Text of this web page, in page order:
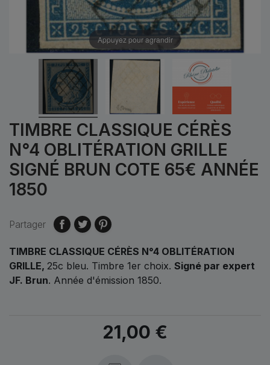
Appuyez pour agrandir
TIMBRE CLASSIQUE CÉRÈS
N°4 OBLITÉRATION GRILLE
SIGNÉ BRUN COTE 65€ ANNÉE
1850
Partager
TIMBRE CLASSIQUE CÉRÈS N°4 OBLITÉRATION
GRILLE, 25c bleu. Timbre 1er choix. Signé par expert
JF. Brun. Année d'émission 1850.
21,00 €